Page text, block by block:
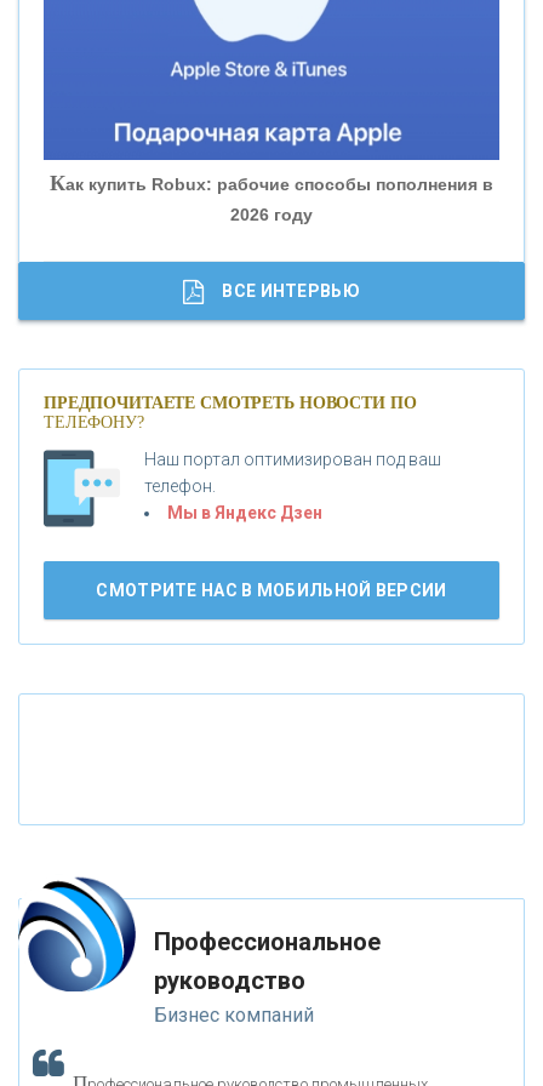
«БАНК ГЛОБЭКС»
«СОВКОМБАНК»
«ГАЗПРОМБАНК»
«МОСКОВСКИЙ КРЕДИТНЫЙ БАНК»
«БАНК ВОЗРОЖДЕНИЕ»
АО «КРЕДИТ ЕВРОПА БАНК»
«ФК ОТКРЫТИЕ»
«ЗАПСИБКОМБАНК»
«РОСЕВРОБАНК»
Как купить Robux: рабочие способы пополнения в
2026 году
Банки.ру обновил логотип впервые за 19 лет -
ВСЕ ИНТЕРВЬЮ
ПРЕДПОЧИТАЕТЕ СМОТРЕТЬ НОВОСТИ ПО
ТЕЛЕФОНУ?
Наш портал оптимизирован под ваш
телефон.
Мы в Яндекс Дзен
СМОТРИТЕ НАС В МОБИЛЬНОЙ ВЕРСИИ
Профессиональное
руководство
Бизнес компаний